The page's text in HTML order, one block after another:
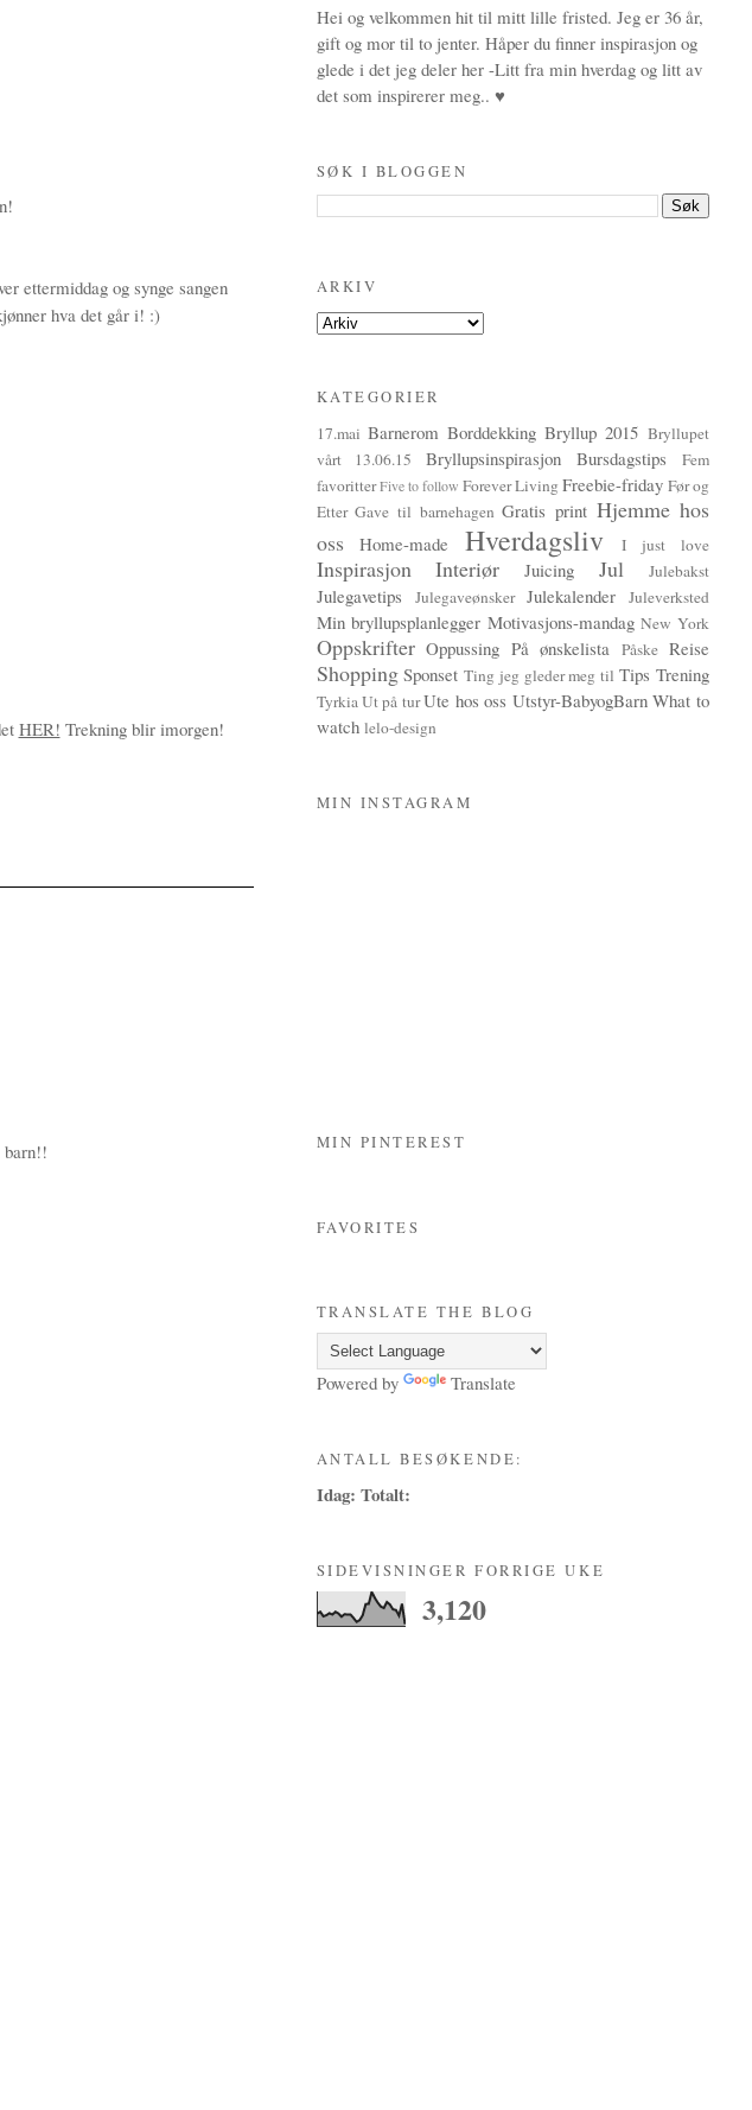
ettermiddag og synge sangen
hva det går i! :)
HER! Trekning blir imorgen!
barn!!
Hei og velkommen hit til mitt lille fristed. Jeg er 36 år,
gift og mor til to jenter. Håper du finner inspirasjon og
glede i det jeg deler her -Litt fra min hverdag og litt av
det som inspirerer meg.. ♥
SØK I BLOGGEN
ARKIV
KATEGORIER
17.mai Barnerom Borddekking Bryllup 2015 Bryllupet
vårt 13.06.15
Bryllupsinspirasjon Bursdagstips
Fem
favoritter Five to follow Forever Living Freebie-friday Før og
Etter Gave til barnehagen Gratis print Hjemme hos
oss
Home-made Hverdagsliv I just love
Inspirasjon Interiør Juicing Jul Julebakst
Julegavetips Julegaveønsker Julekalender Juleverksted
Min bryllupsplanlegger Motivasjons-mandag New York
Oppskrifter Oppussing På ønskelista Påske Reise
Shopping Sponset Ting jeg gleder meg til Tips Trening
TyrkiaUt på turUte hos oss Utstyr-BabyogBarn What to
watch lelo-design
MIN INSTAGRAM
MIN PINTEREST
FAVORITES
TRANSLATE THE BLOG
Powered by Translate
ANTALL BESØKENDE:
Idag: Totalt:
SIDEVISNINGER FORRIGE UKE
3,120